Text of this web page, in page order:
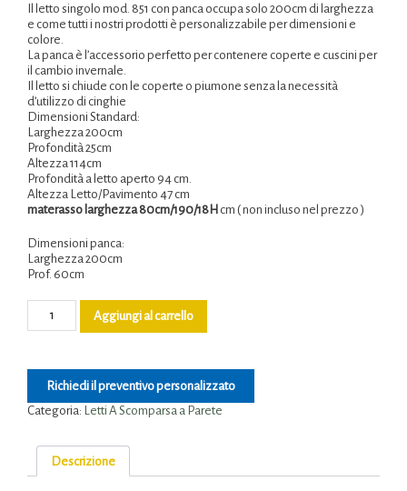
Il letto singolo mod. 851 con panca occupa solo 200cm di larghezza
e come tutti i nostri prodotti è personalizzabile per dimensioni e
colore.
La panca è l’accessorio perfetto per contenere coperte e cuscini per
il cambio invernale.
Il letto si chiude con le coperte o piumone senza la necessità
d’utilizzo di cinghie
Dimensioni Standard:
Larghezza 200cm
Profondità 25cm
Altezza 114cm
Profondità a letto aperto 94 cm.
Altezza Letto/Pavimento 47 cm
materasso larghezza 80cm/190/18H cm ( non incluso nel prezzo )
Dimensioni panca:
Larghezza 200cm
Prof. 60cm
Aggiungi al carrello
Richiedi il preventivo personalizzato
Categoria: Letti A Scomparsa a Parete
Descrizione